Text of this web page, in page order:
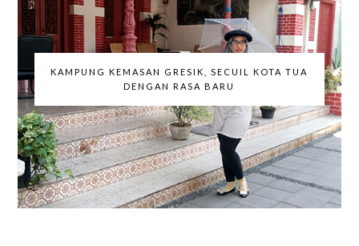
KAMPUNG KEMASAN GRESIK, SECUIL KOTA TUA
DENGAN RASA BARU